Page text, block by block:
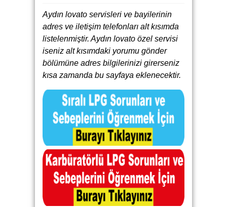
Aydın lovato servisleri ve bayilerinin
adres ve iletişim telefonları alt kısımda
listelenmiştir. Aydın lovato özel servisi
iseniz alt kısımdaki yorumu gönder
bölümüne adres bilgilerinizi girerseniz
kısa zamanda bu sayfaya eklenecektir.